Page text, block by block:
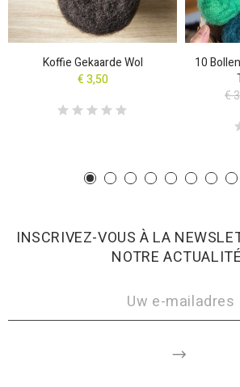
Koffie Gekaarde Wol
€ 3,50
10
€
INSCRIVEZ-VOUS À LA
NOTRE